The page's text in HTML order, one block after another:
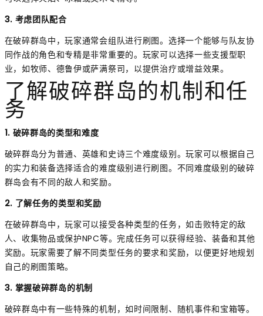
3. 考虑团队配合
在破碎群岛中，玩家通常会组队进行刷图。选择一个能够与队友协
同作战的角色和专精是非常重要的。玩家可以选择一些支援型职
业，如牧师、德鲁伊或萨满祭司，以提供治疗或增益效果。
了解破碎群岛的机制和任
务
1. 破碎群岛的类型和难度
破碎群岛分为普通、英雄和史诗三个难度级别。玩家可以根据自己
的实力和装备选择适合的难度级别进行刷图。不同难度级别的破碎
群岛会有不同的敌人和奖励。
2. 了解任务的类型和奖励
在破碎群岛中，玩家可以接受各种类型的任务，如击败特定的敌
人、收集物品或保护NPC等。完成任务可以获得经验、装备和其他
奖励。玩家需要了解不同类型任务的要求和奖励，以便更好地规划
自己的刷图策略。
3. 掌握破碎群岛的机制
破碎群岛中有一些特殊的机制，如时间限制、随机事件和宝箱等。